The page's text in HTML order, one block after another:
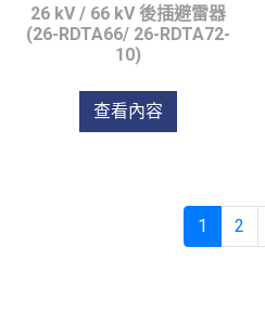
26 kV / 66 kV 後插避雷器
(26-RDTA66/ 26-RDTA72-
10)
查看內容
1 2